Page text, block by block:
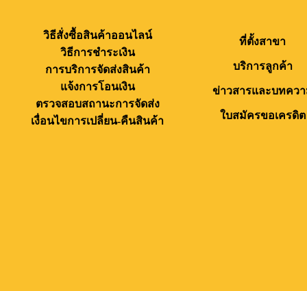
วิธีสั่งซื้อสินค้าออนไลน์
วิธีการชำระเงิน
การบริการจัดส่งสินค้า
แจ้งการโอนเงิน
ตรวจสอบสถานะการจัดส่ง
เงื่อนไขการเปลี่ยน-คืนสินค้า
ที่ตั้งสาขา
บริการลูกค้า
ข่าวสารและบทคว
ใบสมัครขอเครดิต